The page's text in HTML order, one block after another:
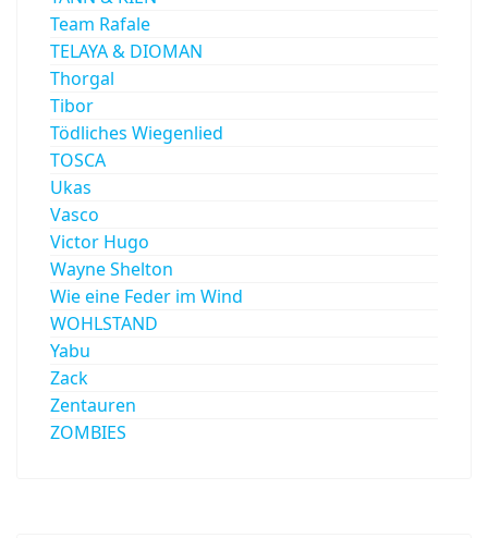
Team Rafale
TELAYA & DIOMAN
Thorgal
Tibor
Tödliches Wiegenlied
TOSCA
Ukas
Vasco
Victor Hugo
Wayne Shelton
Wie eine Feder im Wind
WOHLSTAND
Yabu
Zack
Zentauren
ZOMBIES